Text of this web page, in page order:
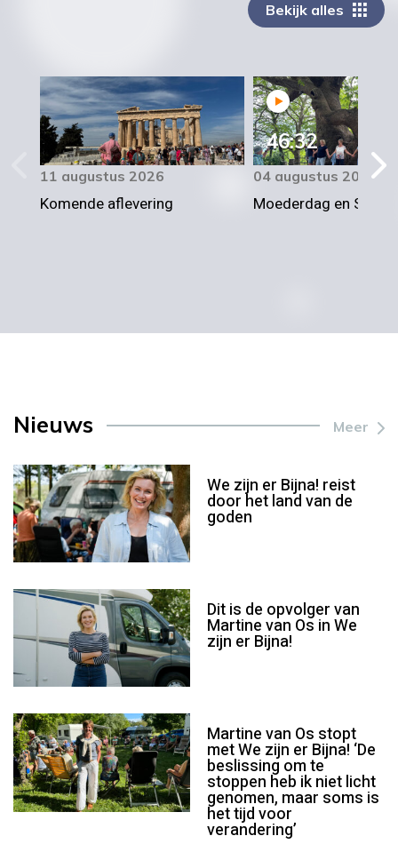
Bekijk alles
11 augustus 2026
Komende aflevering
46:32
04 augustus 2026
Moederdag en Sirtaki
Nieuws Meer
We zijn er Bijna! reist
door het land van de
goden
Dit is de opvolger van
Martine van Os in We
zijn er Bijna!
Martine van Os stopt
met We zijn er Bijna! ‘De
beslissing om te
stoppen heb ik niet licht
genomen, maar soms is
het tijd voor
verandering’